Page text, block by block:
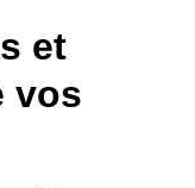
et
vos